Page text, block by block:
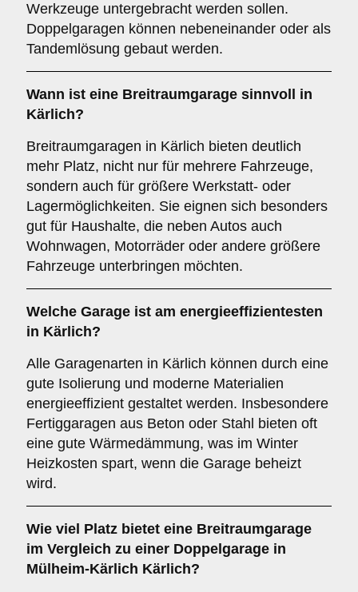
Werkzeuge untergebracht werden sollen.
Doppelgaragen können nebeneinander oder als
Tandemlösung gebaut werden.
Wann ist eine Breitraumgarage sinnvoll in
Kärlich?
Breitraumgaragen in Kärlich bieten deutlich
mehr Platz, nicht nur für mehrere Fahrzeuge,
sondern auch für größere Werkstatt- oder
Lagermöglichkeiten. Sie eignen sich besonders
gut für Haushalte, die neben Autos auch
Wohnwagen, Motorräder oder andere größere
Fahrzeuge unterbringen möchten.
Welche Garage ist am energieeffizientesten
in Kärlich?
Alle Garagenarten in Kärlich können durch eine
gute Isolierung und moderne Materialien
energieeffizient gestaltet werden. Insbesondere
Fertiggaragen aus Beton oder Stahl bieten oft
eine gute Wärmedämmung, was im Winter
Heizkosten spart, wenn die Garage beheizt
wird.
Wie viel Platz bietet eine Breitraumgarage
im Vergleich zu einer Doppelgarage in
Mülheim-Kärlich Kärlich?